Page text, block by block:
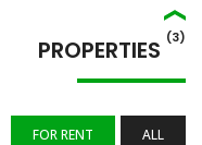
PROPERTIES (3)
ALL
FOR RENT